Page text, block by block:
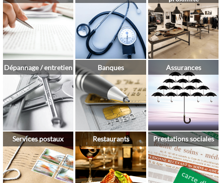
Dépannage / entretien Banques Assurances
Services postaux Restaurants Prestations sociales